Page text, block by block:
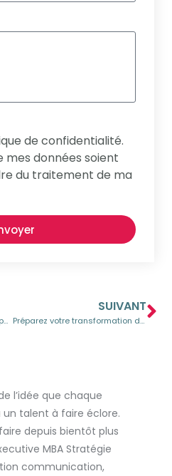
de confidentialité.
mes données soient
du traitement de ma
Coaching Stratégique Digital pour Petites et Grandes Structures
SUIVANT
Préparez votre transformation digitale avec un coach expert
l’idée que chaque
talent à faire éclore.
depuis bientôt plus
MBA Stratégie
communication,